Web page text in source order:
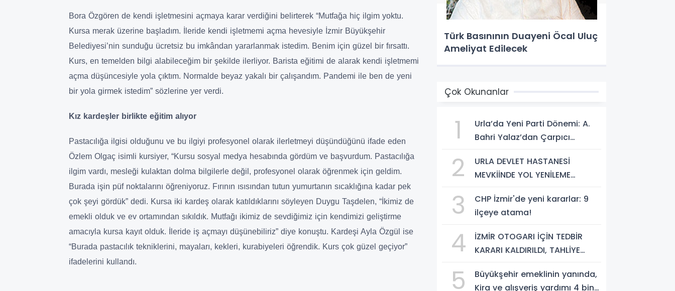
Bora Özgören de kendi işletmesini açmaya karar verdiğini belirterek “Mutfağa hiç ilgim yoktu.
Kursa merak üzerine başladım. İleride kendi işletmemi açma hevesiyle İzmir Büyükşehir
Belediyesi’nin sunduğu ücretsiz bu imkândan yararlanmak istedim. Benim için güzel bir fırsattı.
Kurs, en temelden bilgi alabileceğim bir şekilde ilerliyor. Barista eğitimi de alarak kendi işletmemi
açma düşüncesiyle yola çıktım. Normalde beyaz yakalı bir çalışandım. Pandemi ile ben de yeni
bir yola girmek istedim” sözlerine yer verdi.
Kız kardeşler birlikte eğitim alıyor
Pastacılığa ilgisi olduğunu ve bu ilgiyi profesyonel olarak ilerletmeyi düşündüğünü ifade eden
Özlem Olgaç isimli kursiyer, “Kursu sosyal medya hesabında gördüm ve başvurdum. Pastacılığa
ilgim vardı, mesleği kulaktan dolma bilgilerle değil, profesyonel olarak öğrenmek için geldim.
Burada işin püf noktalarını öğreniyoruz. Fırının ısısından tutun yumurtanın sıcaklığına kadar pek
çok şeyi gördük” dedi. Kursa iki kardeş olarak katıldıklarını söyleyen Duygu Taşdelen, “İkimiz de
emekli olduk ve ev ortamından sıkıldık. Mutfağı ikimiz de sevdiğimiz için kendimizi geliştirme
amacıyla kursa kayıt olduk. İleride iş açmayı düşünebiliriz” diye konuştu. Kardeşi Ayla Özgül ise
“Burada pastacılık tekniklerini, mayaları, kekleri, kurabiyeleri öğrendik. Kurs çok güzel geçiyor”
ifadelerini kullandı.
Türk Basınının Duayeni Öcal Uluç
Ameliyat Edilecek
Çok Okunanlar
1
Urla’da Yeni Parti Dönemi: A.
Bahri Yalaz’dan Çarpıcı
2
URLA DEVLET HASTANESİ
MEVKİİNDE YOL YENİLEME
3
CHP İzmir'de yeni kararlar: 9
ilçeye atama!
4
İZMİR OTOGARI İÇİN TEDBİR
KARARI KALDIRILDI, TAHLİYE
5
Büyükşehir emeklinin yanında,
Kira ve alışveriş yardımı 4 bin